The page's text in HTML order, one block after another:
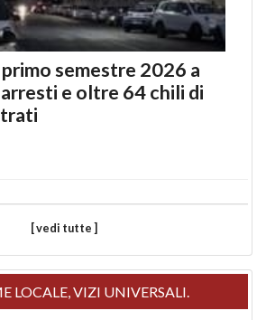
semestre 2026 a
e oltre 64 chili di
[ vedi tutte ]
LOCALE, VIZI UNIVERSALI.